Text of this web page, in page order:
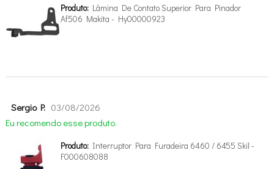
Produto:Lâmina De Contato Superior Para Pinador
Af506 Makita - Hy00000923
Sergio P. 03/08/2026
Eu recomendo esse produto.
Produto:Interruptor Para Furadeira 6460 / 6455 Skil -
F000608088